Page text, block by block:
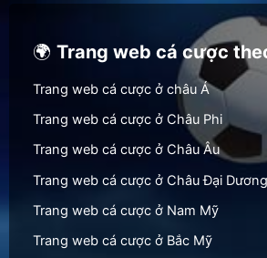
🌍Trang web cá cược
Trang web cá cược ở châu Á
Trang web cá cược ở Châu Phi
Trang web cá cược ở Châu Âu
Trang web cá cược ở Châu Đại Dương
Trang web cá cược ở Nam Mỹ
Trang web cá cược ở Bắc Mỹ